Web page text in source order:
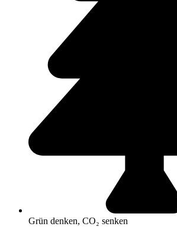
Grün denken, CO₂ senken